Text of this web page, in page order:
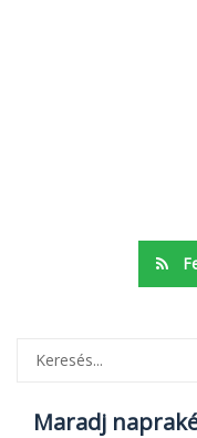
Maradj